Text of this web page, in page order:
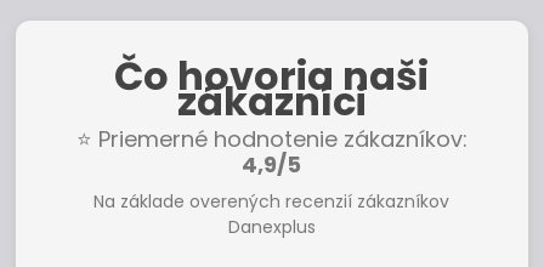
Čo hovoria naši
zákazníci
⭐ Priemerné hodnotenie zákazníkov:
4,9/5
Na základe overených recenzií zákazníkov
Danexplus